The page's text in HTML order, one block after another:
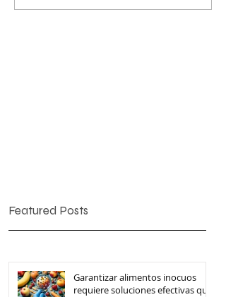
Featured Posts
Garantizar alimentos inocuos
requiere soluciones efectivas que